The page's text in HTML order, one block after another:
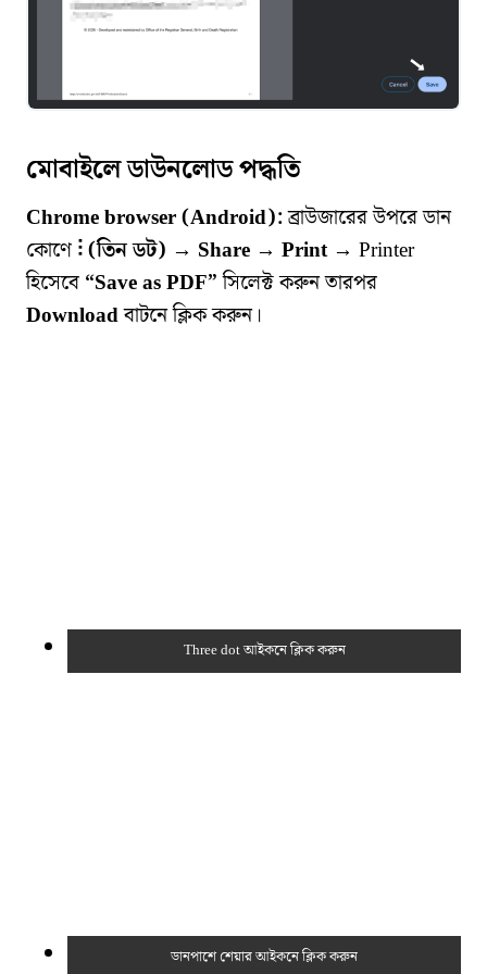
মোবাইলে ডাউনলোড পদ্ধতি
Chrome browser (Android):ব্রাউজারের উপরে ডান
কোণে⋮ (তিন ডট) → Share → Print→ Printer
হিসেবে“Save as PDF”সিলেক্ট করুন তারপর
Downloadবাটনে ক্লিক করুন।
Three dot আইকনে ক্লিক করুন
ডানপাশে শেয়ার আইকনে ক্লিক করুন